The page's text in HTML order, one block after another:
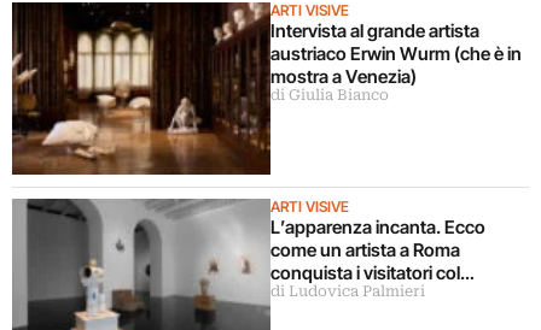
ARTI VISIVE
Intervista al grande artista
austriaco Erwin Wurm (che è in
mostra a Venezia)
di Giulia Bianco
ARTI VISIVE
L’apparenza incanta. Ecco
come un artista a Roma
conquista i visitatori col
mimetismo
di Ludovica Palmieri